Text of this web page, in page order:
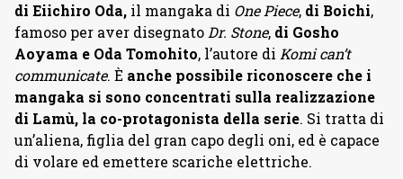
di Eiichiro Oda, il mangaka di One Piece, di Boichi,
famoso per aver disegnatoDr. Stone, di Gosho
Aoyama e Oda Tomohito, l’autore di Komi can’t
communicate. È anche possibile riconoscere che i
mangaka si sono concentrati sulla realizzazione
di Lamù, la co-protagonista della serie. Si tratta di
un’aliena, figlia del gran capo degli oni, ed è capace
di volare ed emettere scariche elettriche.